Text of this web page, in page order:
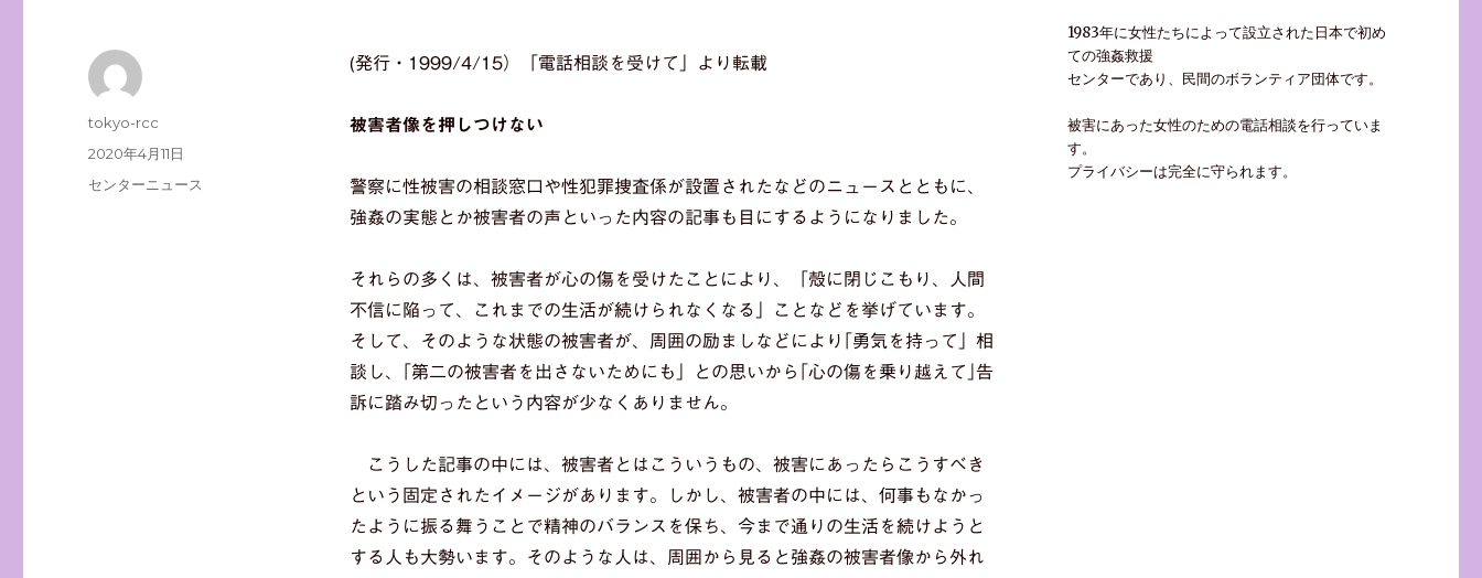
(発行・1999/4/15）「電話相談を受けて」より転載
被害者像を押しつけない
警察に性被害の相談窓口や性犯罪捜査係が設置されたなどのニュースとともに、
強姦の実態とか被害者の声といった内容の記事も目にするようになりました。
それらの多くは、被害者が心の傷を受けたことにより、「殻に閉じこもり、人間
不信に陥って、これまでの生活が続けられなくなる」ことなどを挙げています。
そして、そのような状態の被害者が、周囲の励ましなどにより｢勇気を持って」相
談し、｢第二の被害者を出さないためにも」との思いから｢心の傷を乗り越えて｣告
訴に踏み切ったという内容が少なくありません。
こうした記事の中には、被害者とはこういうもの、被害にあったらこうすべき
という固定されたイメージがあります。しかし、被害者の中には、何事もなかっ
たように振る舞うことで精神のバランスを保ち、今まで通りの生活を続けようと
する人も大勢います。そのような人は、周囲から見ると強姦の被害者像から外れ
投
稿
tokyo-rcc
投
稿
2020年4月11日
カ
センターニュース
1983年に女性たちによって設立された日本で初め
ての強姦救援
センターであり、民間のボランティア団体です。
被害にあった女性のための電話相談を行っていま
す。
プライバシーは完全に守られます。